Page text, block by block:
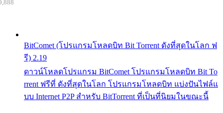
BitComet (โปรแกรมโหลดบิท Bit Torrent ดังที่สุดในโลก ฟ
รี) 2.19
ดาวน์โหลดโปรแกรม BitComet โปรแกรมโหลดบิท Bit To
rrent ฟรีที่ ดังที่สุดในโลก โปรแกรมโหลดบิท แบ่งปันไฟล์แ
บบ Internet P2P สำหรับ BitTorrent ที่เป็นที่นิยมในขณะนี้